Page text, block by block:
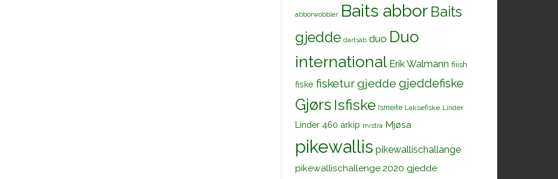
abborwobbler Baits abbor Baits
gjedde dartsab duo Duo
international Erik Walmann fiiish
fiske fisketurgjedde gjeddefiske
Gjørs Isfiske Ismeite Laksefiske Linder
Linder 460 arkip mistra Mjøsa
pikewallis pikewallischallange
pikewallischallenge 2020 gjedde